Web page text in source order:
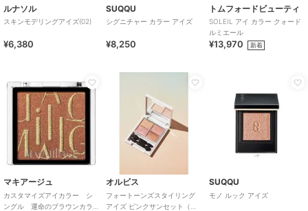
ルナソル
スキンモデリングアイズ(02)
¥6,380
SUQQU
シグニチャー カラー アイズ
¥8,250
トムフォードビューティ
SOLEIL アイ カラー クォード
ルミエール
¥13,970 新着
マキアージュ
カスタマイズアイカラー シ
ングル 運命のブラウンカラ
オルビス
フォートーンズスタイリング
アイズ ピンクサンセット（ア
SUQQU
モノ ルック アイズ